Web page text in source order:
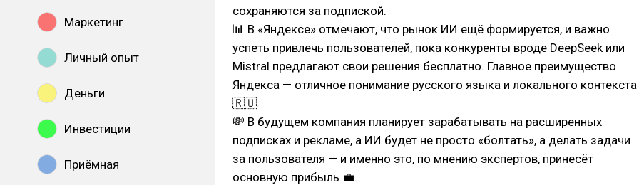
Маркетинг
Личный опыт
Деньги
Инвестиции
Приёмная
сохраняются за подпиской.
📊 В «Яндексе» отмечают, что рынок ИИ ещё формируется, и важно
успеть привлечь пользователей, пока конкуренты вроде DeepSeek или
Mistral предлагают свои решения бесплатно. Главное преимущество
Яндекса — отличное понимание русского языка и локального контекста
🇷🇺.
💸 В будущем компания планирует зарабатывать на расширенных
подписках и рекламе, а ИИ будет не просто «болтать», а делать задачи
за пользователя — и именно это, по мнению экспертов, принесёт
основную прибыль 💼.